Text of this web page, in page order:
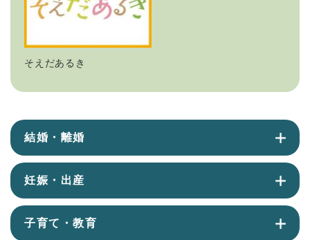
そえだあるき
結婚・離婚
妊娠・出産
子育て・教育